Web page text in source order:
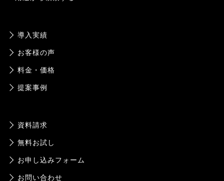
導入実績
お客様の声
料金・価格
提案事例
資料請求
無料お試し
お申し込みフォーム
お問い合わせ